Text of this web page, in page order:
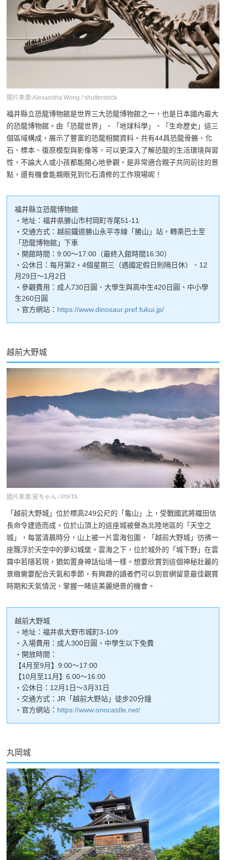
圖片來源:Alexandria Wong / shutterstock
福井縣立恐龍博物館是世界三大恐龍博物館之一，也是日本國內最大
的恐龍博物館。由「恐龍世界」、「地球科學」、「生命歷史」這三
個區域構成，展示了豐富的恐龍相關資料。共有44具恐龍骨骼、化
石、標本、復原模型與影像等，可以更深入了解恐龍的生活環境與習
性，不論大人或小孩都能開心地參觀，是非常適合親子共同前往的景
點，還有機會能親眼見到化石清修的工作現場呢！
福井縣立恐龍博物館
・地址：福井県勝山市村岡町寺尾51-11
・交通方式：越前鐵道勝山永平寺線「勝山」站，轉乘巴士至
「恐龍博物館」下車
・開館時間：9:00～17:00（最終入館時間16:30）
・公休日：每月第2・4個星期三（遇國定假日則隔日休）、12
月29日～1月2日
・參觀費用：成人730日圓、大學生與高中生420日圓、中小學
生260日圓
・官方網站： https://www.dinosaur.pref.fukui.jp/
越前大野城
圖片來源:安ちゃん / PIXTA
「越前大野城」位於標高249公尺的「龜山」上，受戰國武將織田信
長命令建造而成。位於山頂上的這座城被譽為北陸地區的「天空之
城」，每當清晨時分，山上被一片雲海包圍，「越前大野城」彷彿一
座飄浮於天空中的夢幻城堡。雲海之下，位於城外的「城下野」在雲
霧中若隱若現，猶如置身神話仙境一樣。想要欣賞到這個神秘壯麗的
景緻需要配合天氣和季節，有興趣的讀者們可以到官網留意最佳觀賞
時期和天氣情況，掌握一睹這美麗絕景的機會。
越前大野城
・地址：福井県大野市城町3-109
・入場費用：成人300日圓，中學生以下免費
・開放時間：
【4月至9月】9:00～17:00
【10月至11月】6:00～16:00
・公休日：12月1日～3月31日
・交通方式：JR「越前大野站」徒步20分鐘
・官方網站： https://www.onocastle.net/
丸岡城